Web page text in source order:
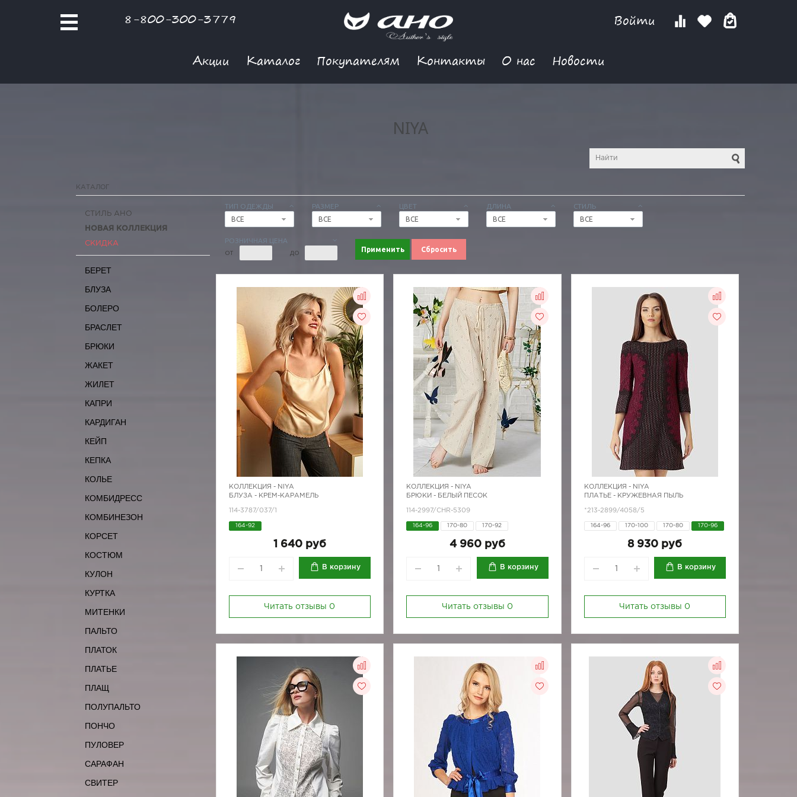
8-800-300-3779 Войти
Акции Каталог Покупателям Контакты О нас Новости
NIYA
КАТАЛОГ
ТИП ОДЕЖДЫ
ВСЕ
РАЗМЕР
ВСЕ
ЦВЕТ
ВСЕ
ДЛИНА
ВСЕ
СТИЛЬ
ВСЕ
РОЗНИЧНАЯ ЦЕНА
ОТ ДО Применить Сбросить
СТИЛЬ АНО
НОВАЯ КОЛЛЕКЦИЯ
СКИДКА
БЕРЕТ
БЛУЗА
БОЛЕРО
БРАСЛЕТ
БРЮКИ
ЖАКЕТ
ЖИЛЕТ
КАПРИ
КАРДИГАН
КЕЙП
КЕПКА
КОЛЬЕ
КОМБИДРЕСС
КОМБИНЕЗОН
КОРСЕТ
КОСТЮМ
КУЛОН
КУРТКА
МИТЕНКИ
ПАЛЬТО
ПЛАТОК
ПЛАТЬЕ
ПЛАЩ
ПОЛУПАЛЬТО
ПОНЧО
ПУЛОВЕР
САРАФАН
СВИТЕР
КОЛЛЕКЦИЯ - NIYA
БЛУЗА - КРЕМ-КАРАМЕЛЬ
114-3787/037/1
164-92
1 640 руб
В корзину
Читать отзывы 0
КОЛЛЕКЦИЯ - NIYA
БРЮКИ - БЕЛЫЙ ПЕСОК
114-2997/CHR-5309
164-96 170-80 170-92
4 960 руб
В корзину
Читать отзывы 0
КОЛЛЕКЦИЯ - NIYA
ПЛАТЬЕ - КРУЖЕВНАЯ ПЫЛЬ
*213-2899/4058/5
164-96 170-100 170-80 170-96
8 930 руб
В корзину
Читать отзывы 0